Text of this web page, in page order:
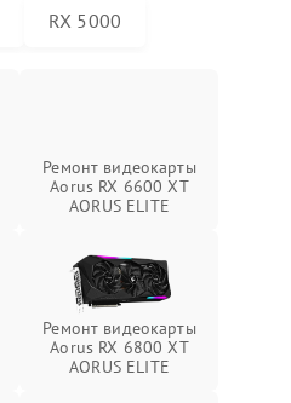
RX 5000
Ремонт видеокарты
Aorus RX 6600 XT
AORUS ELITE
Ремонт видеокарты
Aorus RX 6800 XT
AORUS ELITE